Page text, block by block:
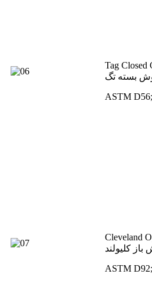
Tag Closed
بسته تگ
ASTM
Cleveland
کلیولند
ASTM